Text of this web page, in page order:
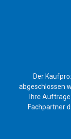
Der
abgeschlossen
Ihre
Fachpartner